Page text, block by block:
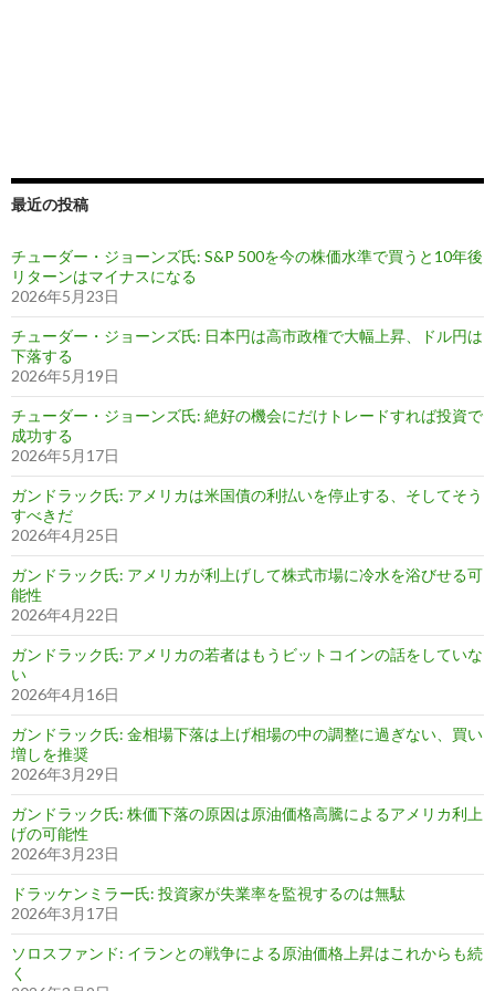
最近の投稿
チューダー・ジョーンズ氏: S&P 500を今の株価水準で買うと10年後
リターンはマイナスになる
2026年5月23日
チューダー・ジョーンズ氏: 日本円は高市政権で大幅上昇、ドル円は
下落する
2026年5月19日
チューダー・ジョーンズ氏: 絶好の機会にだけトレードすれば投資で
成功する
2026年5月17日
ガンドラック氏: アメリカは米国債の利払いを停止する、そしてそう
すべきだ
2026年4月25日
ガンドラック氏: アメリカが利上げして株式市場に冷水を浴びせる可
能性
2026年4月22日
ガンドラック氏: アメリカの若者はもうビットコインの話をしていな
い
2026年4月16日
ガンドラック氏: 金相場下落は上げ相場の中の調整に過ぎない、買い
増しを推奨
2026年3月29日
ガンドラック氏: 株価下落の原因は原油価格高騰によるアメリカ利上
げの可能性
2026年3月23日
ドラッケンミラー氏: 投資家が失業率を監視するのは無駄
2026年3月17日
ソロスファンド: イランとの戦争による原油価格上昇はこれからも続
く